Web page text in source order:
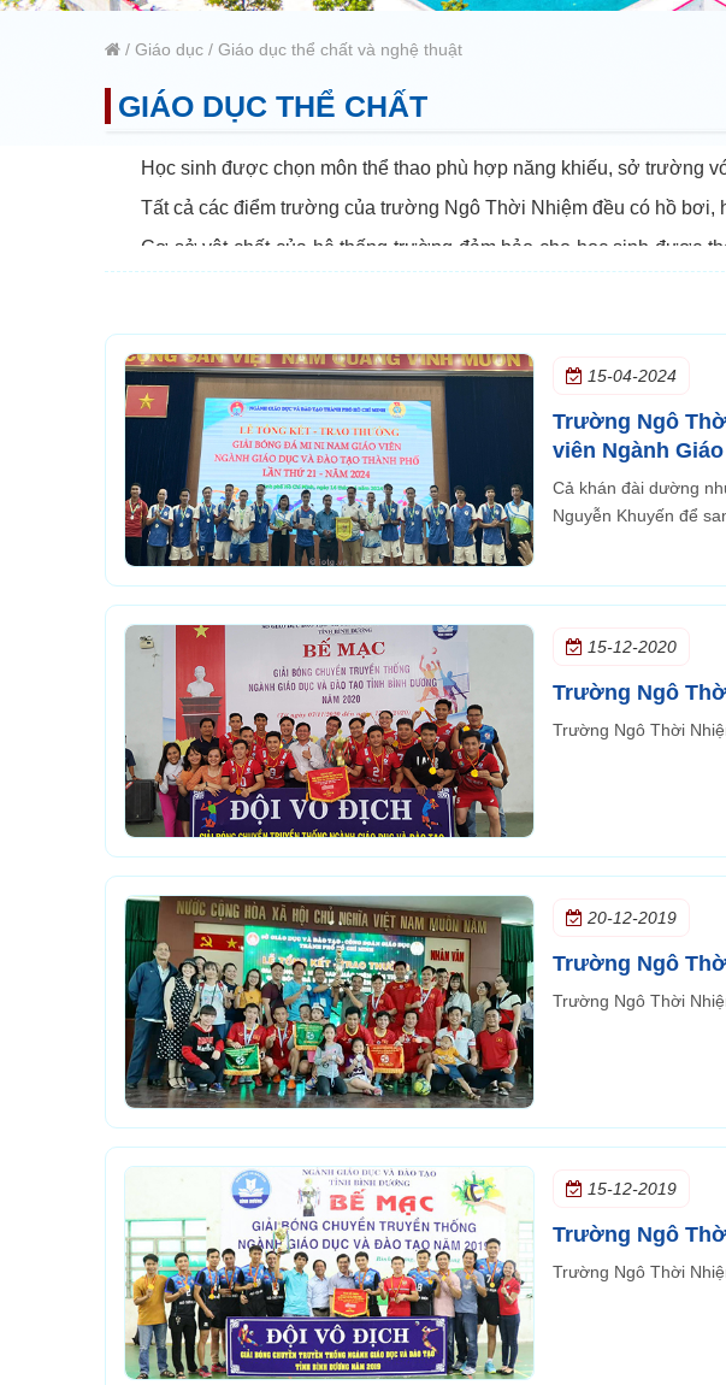
/ Giáo dục / Giáo dục thể chất và nghệ thuật
GIÁO DỤC THỂ CHẤT
Học sinh được chọn môn thể thao phù hợp năng khiếu, sở trường
Tất cả các điểm trường của trường Ngô Thời Nhiệm đều có hồ bơi,
Cơ sở vật chất của hệ thống trường đảm bảo cho học sinh được
viên giáo dục thể chất đông, đa dạng đáp ứng yêu cầu tự chọn môn thể
15-04-2024
Trường Ngô
viên Ngành
Cả khán đài dường
Nguyễn Khuyến để
15-12-2020
Trường Ngô
Trường Ngô Thời
20-12-2019
Trường Ngô
Trường Ngô Thời
15-12-2019
Trường Ngô
Trường Ngô Thời